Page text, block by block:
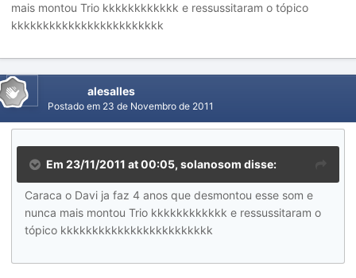
mais montou Trio kkkkkkkkkkkk e ressussitaram o tópico
kkkkkkkkkkkkkkkkkkkkkkkk
alesalles
Postado em 23 de Novembro de 2011
Em 23/11/2011 at 00:05, solanosom disse:
Caraca o Davi ja faz 4 anos que desmontou esse som e
nunca mais montou Trio kkkkkkkkkkkk e ressussitaram o
tópico kkkkkkkkkkkkkkkkkkkkkkkk